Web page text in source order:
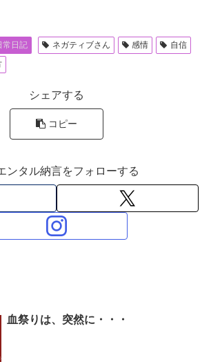
常日記 ネガティブさん 感情
自信
シェアする
コピー
ンタル納言をフォローする
血祭りは、突然に・・・